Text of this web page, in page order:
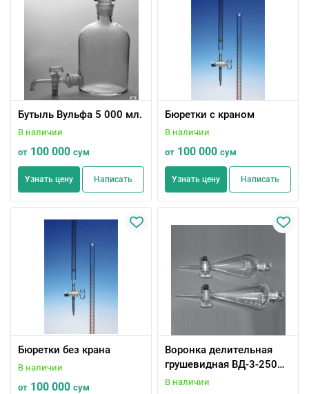
Бутыль Вульфа 5 000 мл.
В наличии
от 100 000 сум
Узнать цену Написать
Бюретки с краном
В наличии
от 100 000 сум
Узнать цену Написать
Бюретки без крана
В наличии
от 100 000 сум
Воронка делительная
грушевидная ВД-3-250
неградуированная
В наличии